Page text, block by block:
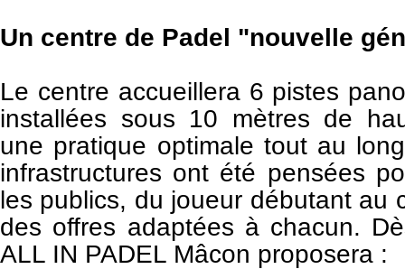
Un centre de Padel "nouvelle
Le centre accueillera 6 pistes
installées sous 10 mètres de
une pratique optimale tout au
infrastructures ont été pensées
les publics, du joueur débutant au
des offres adaptées à chacun.
ALL IN PADEL Mâcon proposera :